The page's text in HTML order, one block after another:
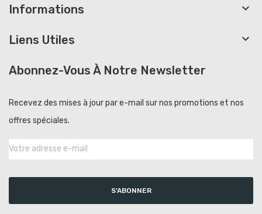
Informations 
Liens Utiles 
Abonnez-Vous À Notre Newsletter
Recevez des mises à jour par e-mail sur nos promotions et nos
offres spéciales.
S’ABONNER